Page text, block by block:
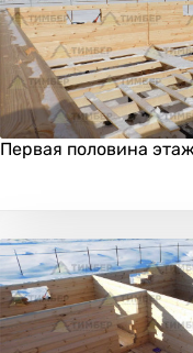
Первая половина